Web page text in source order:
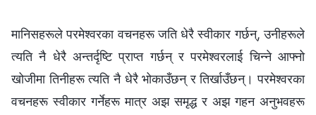
मानिसहरूले परमेश्‍वरका वचनहरू जति धेरै स्वीकार गर्छन्, उनीहरूले
त्यति नै धेरै अन्तर्दृष्टि प्राप्त गर्छन् र परमेश्‍वरलाई चिन्ने आफ्‍नो
खोजीमा तिनीहरू त्यति नै धेरै भोकाउँछन् र तिर्खाउँछन्। परमेश्‍वरका
वचनहरू स्वीकार गर्नेहरू मात्र अझ समृद्ध र अझ गहन अनुभवहरू